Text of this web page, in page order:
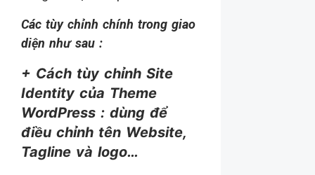
Các tùy chỉnh chính trong giao
diện như sau :
+ Cách tùy chỉnh Site
Identity của Theme
WordPress : dùng để
điều chỉnh tên Website,
Tagline và logo…